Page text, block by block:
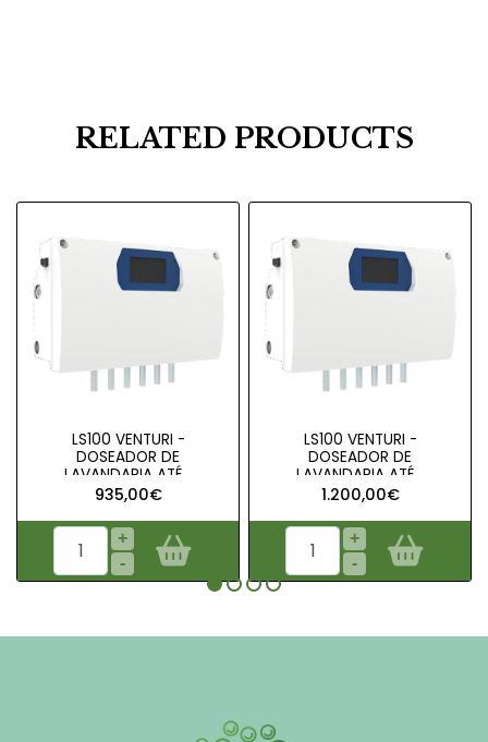
RELATED PRODUCTS
LS100 VENTURI -
DOSEADOR DE
LAVANDARIA ATÉ ..
935,00€
+
-
LS100 VENTURI -
DOSEADOR DE
LAVANDARIA ATÉ ..
1.200,00€
+
-